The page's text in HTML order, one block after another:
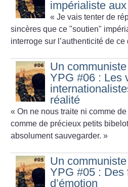
impérialiste
« Je vais tenter de
sincères que ce "soutien"
interroge sur l’authenticité de ce
Un
YPG #06 : Les
réalité
« On ne nous traite ni comme
comme de précieux petits
absolument sauvegarder. »
Un
YPG #05 : Des
d’émotion